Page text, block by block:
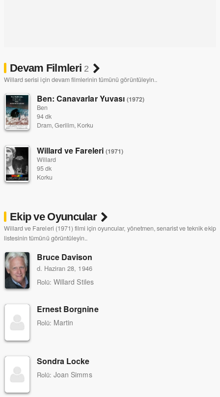
Devam Filmleri 2
Willard serisi için devam filmlerinin tümünü görüntüleyin..
Ben: Canavarlar Yuvası (1972)
Ben
94 dk
Dram, Gerilim, Korku
Willard ve Fareleri (1971)
Willard
95 dk
Korku
Ekip ve Oyuncular
Willard ve Fareleri (1971) filmi için oyuncular, yönetmen, senarist ve teknik ekip
listesinin tümünü görüntüleyin..
Bruce Davison
d. Haziran 28, 1946
Rolü: Willard Stiles
Ernest Borgnine
Rolü: Martin
Sondra Locke
Rolü: Joan Simms